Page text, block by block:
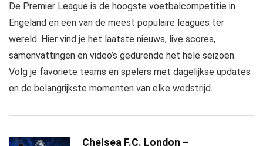
De Premier League is de hoogste voetbalcompetitie in
Engeland en een van de meest populaire leagues ter
wereld. Hier vind je het laatste nieuws, live scores,
samenvattingen en video’s gedurende het hele seizoen.
Volg je favoriete teams en spelers met dagelijkse updates
en de belangrijkste momenten van elke wedstrijd.
Chelsea F.C. London –